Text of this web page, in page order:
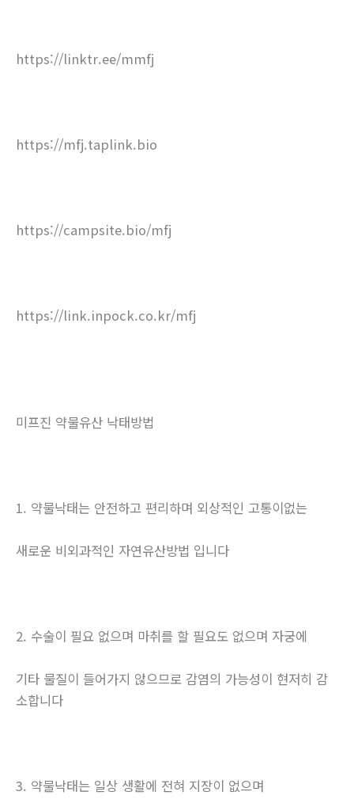
https://linktr.ee/mmfj
https://mfj.taplink.bio
https://campsite.bio/mfj
https://link.inpock.co.kr/mfj
미프진 약물유산 낙태방법
1. 약물낙태는 안전하고 편리하며 외상적인 고통이없는
새로운 비외과적인 자연유산방법 입니다
2. 수술이 필요 없으며 마취를 할 필요도 없으며 자궁에
기타 물질이 들어가지 않으므로 감염의 가능성이 현저히 감
소합니다
3. 약물낙태는 일상 생활에 전혀 지장이 없으며